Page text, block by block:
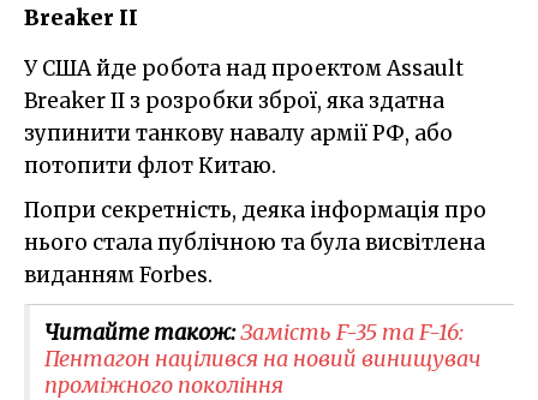
Breaker II
У США йде робота над проектом Assault
Breaker II з розробки зброї, яка здатна
зупинити танкову навалу армії РФ, або
потопити флот Китаю.
Попри секретність, деяка інформація про
нього стала публічною та була висвітлена
виданням Forbes.
Читайте також:Замість F-35 та F-16:
Пентагон націлився на новий винищувач
проміжного покоління